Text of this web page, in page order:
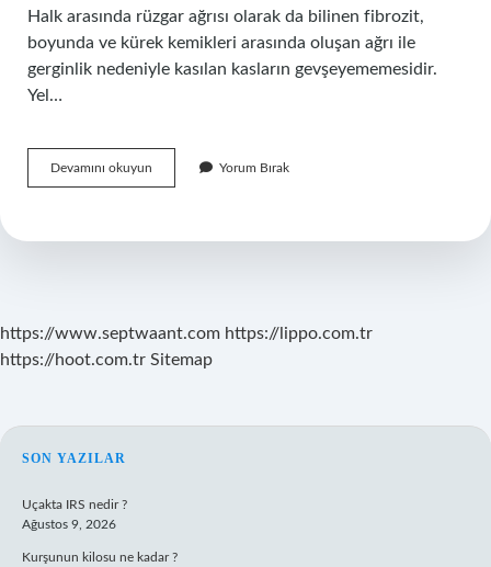
Halk arasında rüzgar ağrısı olarak da bilinen fibrozit,
boyunda ve kürek kemikleri arasında oluşan ağrı ile
gerginlik nedeniyle kasılan kasların gevşeyememesidir.
Yel…
Devamını okuyun
Bağlamak
Yorum Bırak
https://www.septwaant.com https://lippo.com.tr
https://hoot.com.tr Sitemap
SIDEBAR
SON YAZILAR
Uçakta IRS nedir ?
Ağustos 9, 2026
Kurşunun kilosu ne kadar ?